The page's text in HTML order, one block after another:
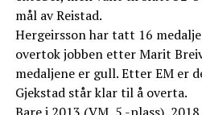
mål av Reistad.
Hergeirsson har tatt 16
overtok jobben etter Marit
medaljene er gull. Etter EM er
Gjekstad står klar til å overta.